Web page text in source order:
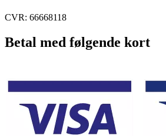
CVR: 66668118
Betal med følgende kort